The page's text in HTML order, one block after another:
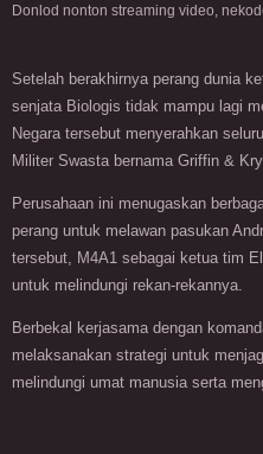
Setelah berakhirnya perang dunia
senjata Biologis tidak mampu lagi
Negara tersebut menyerahkan
Militer Swasta bernama Griffin &
Perusahaan ini menugaskan
perang untuk melawan pasukan
tersebut, M4A1 sebagai ketua tim
untuk melindungi rekan-rekannya.
Berbekal kerjasama dengan
melaksanakan strategi untuk
melindungi umat manusia serta